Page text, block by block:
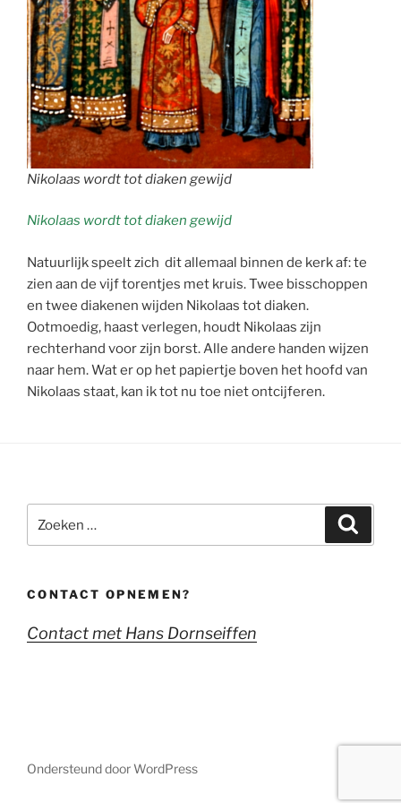
Nikolaas wordt tot diaken gewijd
Nikolaas wordt tot diaken gewijd
Natuurlijk speelt zich dit allemaal binnen de kerk af: te
zien aan de vijf torentjes met kruis. Twee bisschoppen
en twee diakenen wijden Nikolaas tot diaken.
Ootmoedig, haast verlegen, houdt Nikolaas zijn
rechterhand voor zijn borst. Alle andere handen wijzen
naar hem. Wat er op het papiertje boven het hoofd van
Nikolaas staat, kan ik tot nu toe niet ontcijferen.
naar:
CONTACT OPNEMEN?
Contact met Hans Dornseiffen
Ondersteund door WordPress